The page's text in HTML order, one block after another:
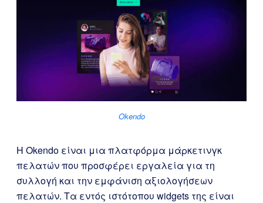
Okendo
Η Okendo είναι μια πλατφόρμα μάρκετινγκ
πελατών που προσφέρει εργαλεία για τη
συλλογή και την εμφάνιση αξιολογήσεων
πελατών. Τα εντός ιστότοπου widgets της είναι